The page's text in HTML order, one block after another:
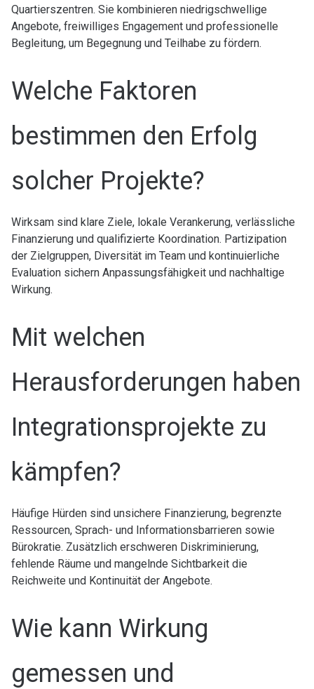
Quartierszentren. Sie kombinieren niedrigschwellige
Angebote, freiwilliges Engagement und professionelle
Begleitung, um Begegnung und Teilhabe zu fördern.
Welche Faktoren
bestimmen den Erfolg
solcher Projekte?
Wirksam sind klare Ziele, lokale Verankerung, verlässliche
Finanzierung und qualifizierte Koordination. Partizipation
der Zielgruppen, Diversität im Team und kontinuierliche
Evaluation sichern Anpassungsfähigkeit und nachhaltige
Wirkung.
Mit welchen
Herausforderungen haben
Integrationsprojekte zu
kämpfen?
Häufige Hürden sind unsichere Finanzierung, begrenzte
Ressourcen, Sprach- und Informationsbarrieren sowie
Bürokratie. Zusätzlich erschweren Diskriminierung,
fehlende Räume und mangelnde Sichtbarkeit die
Reichweite und Kontinuität der Angebote.
Wie kann Wirkung
gemessen und